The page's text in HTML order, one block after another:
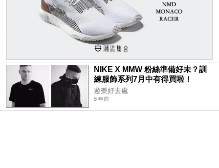
NIKE X MMW 粉絲準備好未？訓
練服飾系列7月中有得買啦！
遊樂好去處
8 年前